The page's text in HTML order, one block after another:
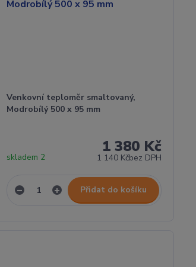
Venkovní teploměr smaltovaný,
Modrobílý 500 x 95 mm
1 380 Kč
1 140 Kčbez DPH
skladem 2
Přidat do košíku